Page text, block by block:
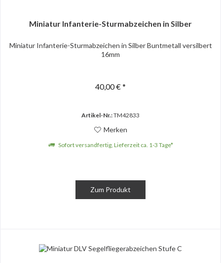
Miniatur Infanterie-Sturmabzeichen in Silber
Miniatur Infanterie-Sturmabzeichen in Silber Buntmetall versilbert
16mm
40,00 € *
Artikel-Nr.:TM42833
Merken
Sofort versandfertig, Lieferzeit ca. 1-3 Tage*
Zum Produkt